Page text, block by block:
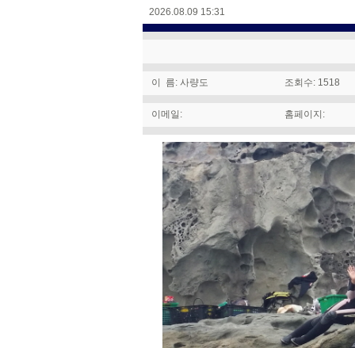
2026.08.09 15:31
이 름: 사량도 조회수: 1518
이메일: 홈페이지: